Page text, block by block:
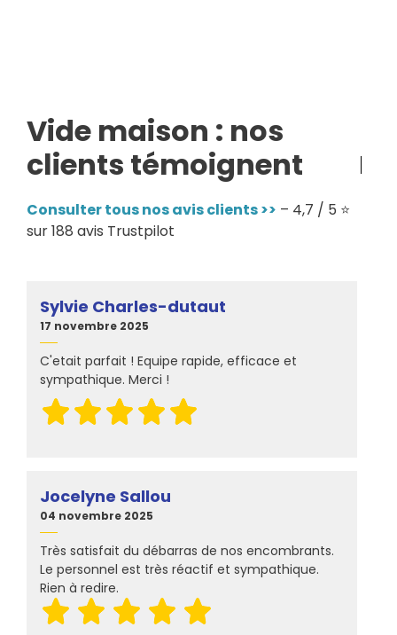
Vide maison : nos
clients témoignent
Consulter tous nos avis clients >> – 4,7 / 5 ⭐
sur 188 avis Trustpilot
Sylvie Charles-dutaut
17 novembre 2025
C'etait parfait ! Equipe rapide, efficace et
sympathique. Merci !
Jocelyne Sallou
04 novembre 2025
Très satisfait du débarras de nos encombrants.
Le personnel est très réactif et sympathique.
Rien à redire.